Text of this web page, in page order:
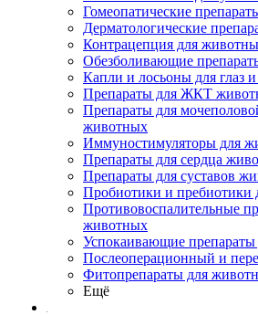
Гомеопатические
Дерматологические
Контрацепция для
Обезболивающие
Капли и лосьоны для глаз
Препараты для ЖКТ
Препараты для
животных
Иммуностимуляторы для
Препараты для сердца
Препараты для суставов
Пробиотики и пребиотики
Противовоспалительные
животных
Успокаивающие
Послеоперационный и
Фитопрепараты для
Ещё